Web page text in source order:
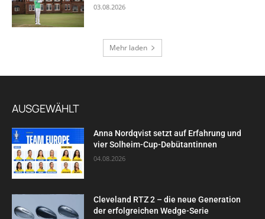
03.08.2026
Mehr laden
AUSGEWÄHLT
Anna Nordqvist setzt auf Erfahrung und
vier Solheim-Cup-Debütantinnen
04.08.2026
Cleveland RTZ 2 – die neue Generation
der erfolgreichen Wedge-Serie